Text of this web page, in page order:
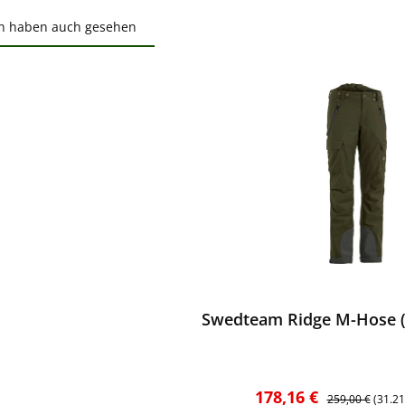
haben auch gesehen
Swedteam Ridge M-Hose
Verkaufspreis:
178,16 € Regulärer
259,00 €